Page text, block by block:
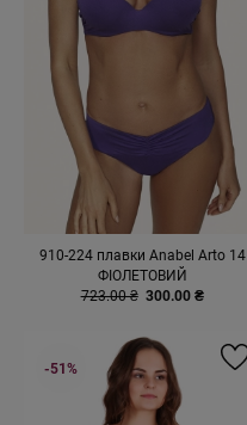
910-224 плавки Anabel Arto 14
ФІОЛЕТОВИЙ
723.00 ₴ 300.00 ₴
-51%